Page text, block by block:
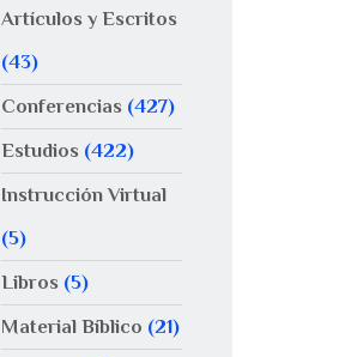
Artículos y Escritos
(43)
Conferencias (427)
Estudios (422)
Instrucción Virtual
(5)
Libros (5)
Material Bíblico (21)